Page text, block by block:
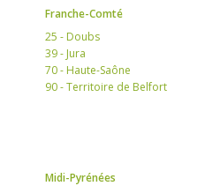
Franche-Comté
25 - Doubs
39 - Jura
70 - Haute-Saône
90 - Territoire de Belfort
Midi-Pyrénées